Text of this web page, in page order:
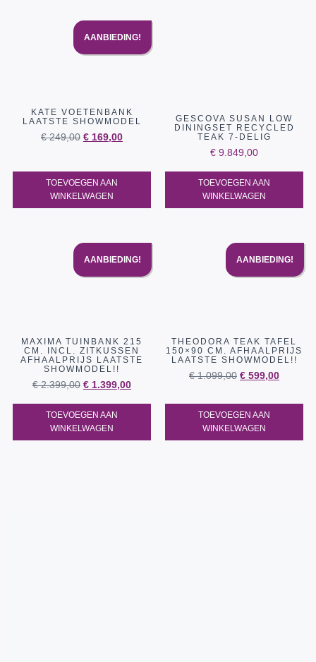
AANBIEDING!
KATE VOETENBANK
LAATSTE SHOWMODEL
€249,00 € 169,00
TOEVOEGEN AAN
WINKELWAGEN
GESCOVA SUSAN LOW
DININGSET RECYCLED
TEAK 7-DELIG
€ 9.849,00
TOEVOEGEN AAN
WINKELWAGEN
AANBIEDING!
MAXIMA TUINBANK 215
CM. INCL. ZITKUSSEN
AFHAALPRIJS LAATSTE
SHOWMODEL!!
€2.399,00 € 1.399,00
TOEVOEGEN AAN
WINKELWAGEN
AANBIEDING!
THEODORA TEAK TAFEL
150×90 CM. AFHAALPRIJS
LAATSTE SHOWMODEL!!
€1.099,00 € 599,00
TOEVOEGEN AAN
WINKELWAGEN